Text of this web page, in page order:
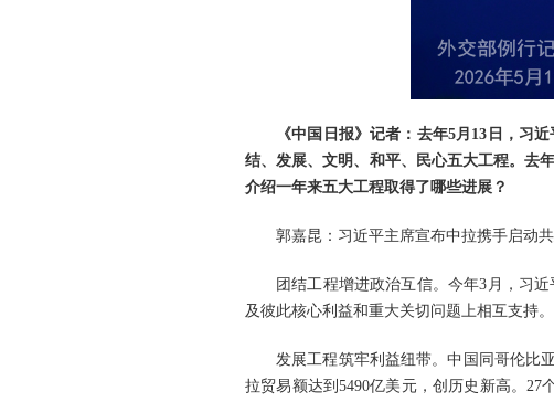
《中国日报》记者：去年5月13日，习
结、发展、文明、和平、民心五大工程。去
介绍一年来五大工程取得了哪些进展？
郭嘉昆：习近平主席宣布中拉携手启动
团结工程增进政治互信。今年3月，习
及彼此核心利益和重大关切问题上相互支持
发展工程筑牢利益纽带。中国同哥伦比
拉贸易额达到5490亿美元，创历史新高。